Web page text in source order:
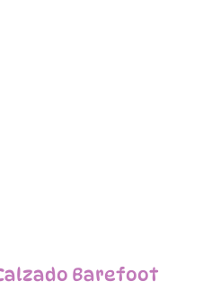
Barefoot